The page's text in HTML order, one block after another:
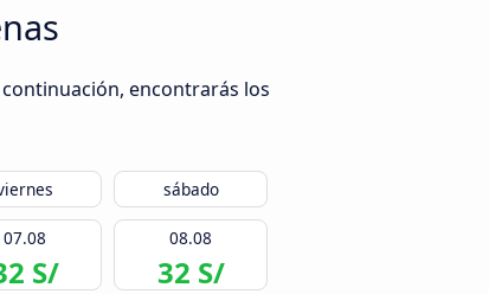
continuación, encontrarás los
sábado
07.08
S/
08.08
32 S/